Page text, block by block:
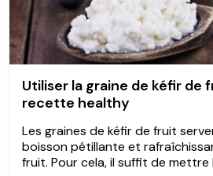
Utiliser la graine de kéfir de
recette healthy
Les graines de kéfir de fruit
boisson pétillante et
fruit. Pour cela, il suffit de mettre